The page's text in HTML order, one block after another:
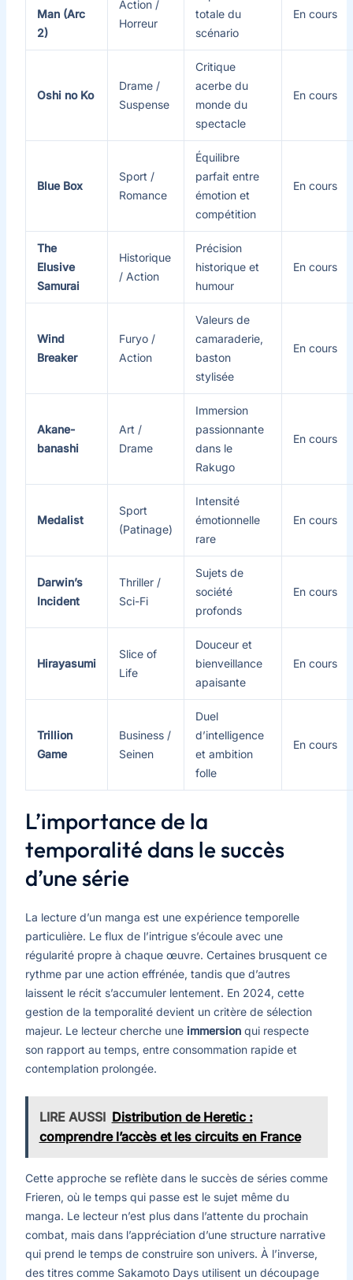
Man (Arc
2)
Action /
Horreur
totale du
scénario
En cours
Oshi no Ko
Drame /
Suspense
Critique
acerbe du
monde du
spectacle
En cours
Blue Box
Sport /
Romance
Équilibre
parfait entre
émotion et
compétition
En cours
The
Elusive
Samurai
Historique
/ Action
Précision
historique et
humour
En cours
Wind
Breaker
Furyo /
Action
Valeurs de
camaraderie,
baston
stylisée
En cours
Akane-
banashi
Art /
Drame
Immersion
passionnante
dans le
Rakugo
En cours
Medalist
Sport
(Patinage)
Intensité
émotionnelle
rare
En cours
Darwin’s
Incident
Thriller /
Sci-Fi
Sujets de
société
profonds
En cours
Hirayasumi
Slice of
Life
Douceur et
bienveillance
apaisante
En cours
Trillion
Game
Business /
Seinen
Duel
d’intelligence
et ambition
folle
En cours
L’importance de la
temporalité dans le succès
d’une série
La lecture d’un manga est une expérience temporelle
particulière. Le flux de l’intrigue s’écoule avec une
régularité propre à chaque œuvre. Certaines brusquent ce
rythme par une action effrénée, tandis que d’autres
laissent le récit s’accumuler lentement. En 2024, cette
gestion de la temporalité devient un critère de sélection
majeur. Le lecteur cherche une immersionqui respecte
son rapport au temps, entre consommation rapide et
contemplation prolongée.
LIRE AUSSI Distribution de Heretic :
comprendre l’accès et les circuits en France
Cette approche se reflète dans le succès de séries comme
Frieren, où le temps qui passe est le sujet même du
manga. Le lecteur n’est plus dans l’attente du prochain
combat, mais dans l’appréciation d’une structure narrative
qui prend le temps de construire son univers. À l’inverse,
des titres comme Sakamoto Days utilisent un découpage